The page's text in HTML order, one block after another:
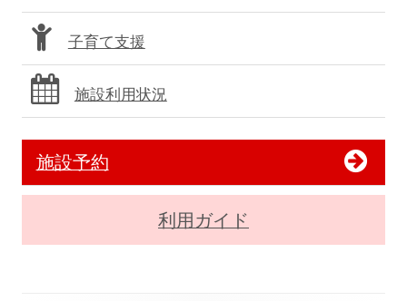
子育て支援
施設利用状況
施設予約
利用ガイド